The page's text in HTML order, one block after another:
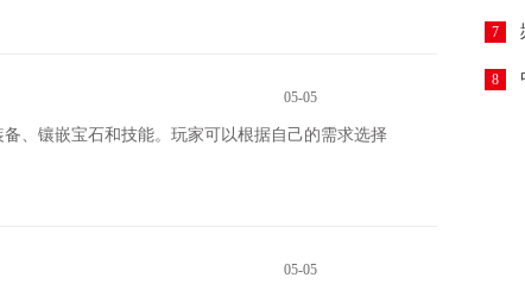
05-05
、镶嵌宝石和技能。玩家可以根据自己的需求选择
05-05
7
8